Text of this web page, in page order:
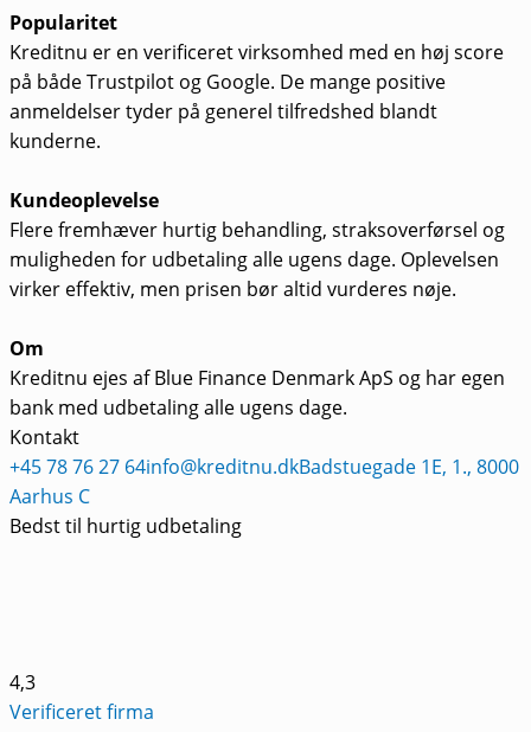
Popularitet
Kreditnu er en verificeret virksomhed med en høj score
på både Trustpilot og Google. De mange positive
anmeldelser tyder på generel tilfredshed blandt
kunderne.
Kundeoplevelse
Flere fremhæver hurtig behandling, straksoverførsel og
muligheden for udbetaling alle ugens dage. Oplevelsen
virker effektiv, men prisen bør altid vurderes nøje.
Om
Kreditnu ejes af Blue Finance Denmark ApS og har egen
bank med udbetaling alle ugens dage.
Kontakt
+45 78 76 27 64info@kreditnu.dkBadstuegade 1E, 1., 8000
Aarhus C
Bedst til hurtig udbetaling
4,3
Verificeret firma